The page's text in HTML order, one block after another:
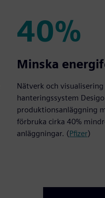
40%
40%
Minska
Nätverk och
hanteringssystem Desigo
produktionsanläggning
förbruka cirka 40%
anläggningar. (Pfizer)